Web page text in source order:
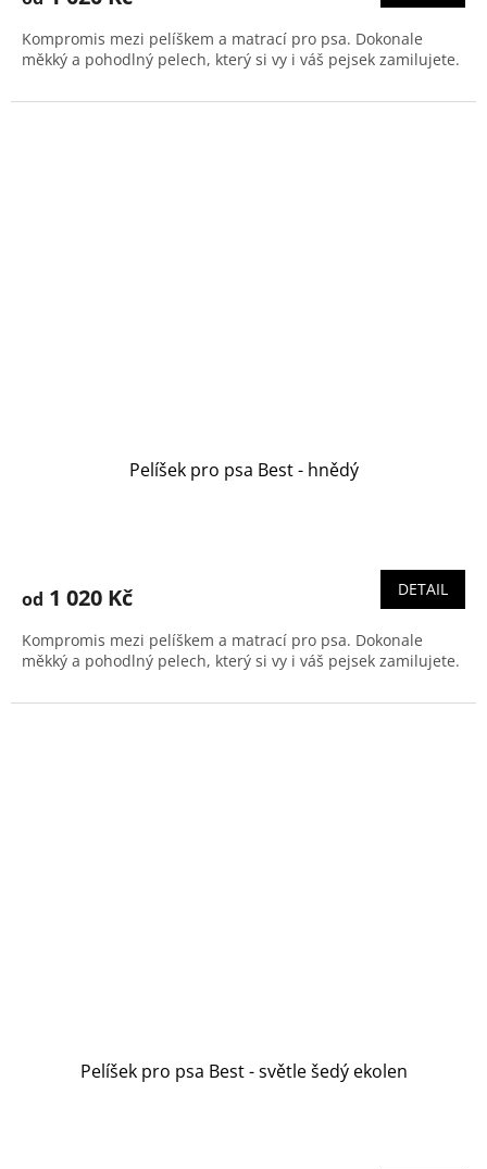
Kompromis mezi pelíškem a matrací pro psa. Dokonale
měkký a pohodlný pelech, který si vy i váš pejsek zamilujete.
Pelíšek pro psa Best - hnědý
je
z
5
od 1 020 Kč DETAIL
Kompromis mezi pelíškem a matrací pro psa. Dokonale
měkký a pohodlný pelech, který si vy i váš pejsek zamilujete.
Pelíšek pro psa Best - světle šedý ekolen